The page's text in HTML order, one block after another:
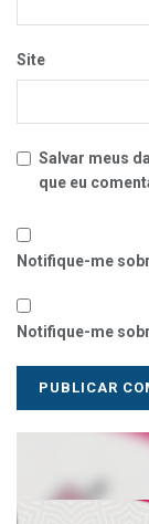
Site
Salvar meus
que eu
Notifique-me
Notifique-me